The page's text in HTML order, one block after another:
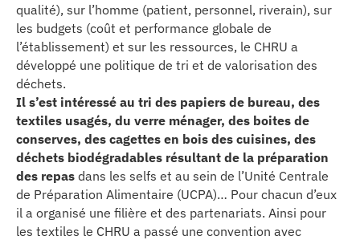
l’éditeur
un CHU
qualité), sur l’homme (patient, personnel, riverain), sur
les budgets (coût et performance globale de
l’établissement) et sur les ressources, le CHRU a
développé une politique de tri et de valorisation des
déchets.
Il s’est intéressé au tri des papiers de bureau, des
textiles usagés, du verre ménager, des boites de
conserves, des cagettes en bois des cuisines, des
déchets biodégradables résultant de la préparation
des repas dans les selfs et au sein de l’Unité Centrale
de Préparation Alimentaire (UCPA)… Pour chacun d’eux
il a organisé une filière et des partenariats. Ainsi pour
les textiles le CHRU a passé une convention avec